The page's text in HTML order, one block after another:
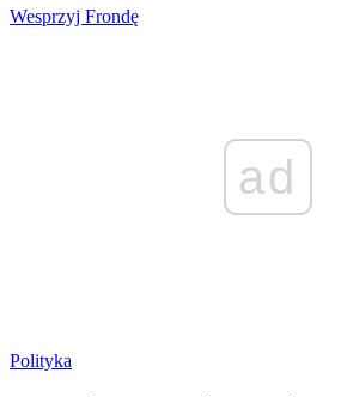
Wesprzyj Frondę
ad
Polityka